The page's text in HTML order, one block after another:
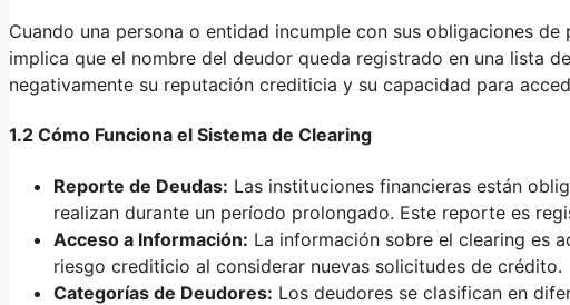
Cuando una persona o entidad incumple con sus obligaciones
implica que el nombre del deudor queda registrado en una lista
negativamente su reputación crediticia y su capacidad para
1.2 Cómo Funciona el Sistema de Clearing
Reporte de Deudas: Las instituciones financieras están
realizan durante un período prolongado. Este reporte es
Acceso a Información: La información sobre el clearing es
riesgo crediticio al considerar nuevas solicitudes de crédito.
Categorías de Deudores: Los deudores se clasifican en